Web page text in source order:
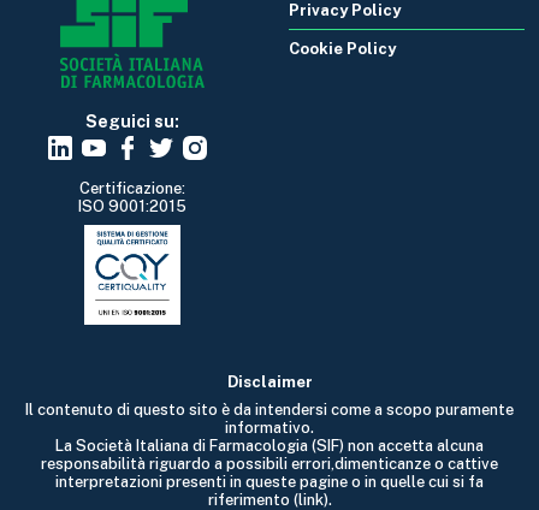
Seguici su:
Certificazione:
ISO 9001:2015
Disclaimer
Il contenuto di questo sito è da intendersi come a scopo puramente
informativo.
La Società Italiana di Farmacologia (SIF) non accetta alcuna
responsabilità riguardo a possibili errori,dimenticanze o cattive
interpretazioni presenti in queste pagine o in quelle cui si fa
riferimento (link).
Privacy Policy
Cookie Policy